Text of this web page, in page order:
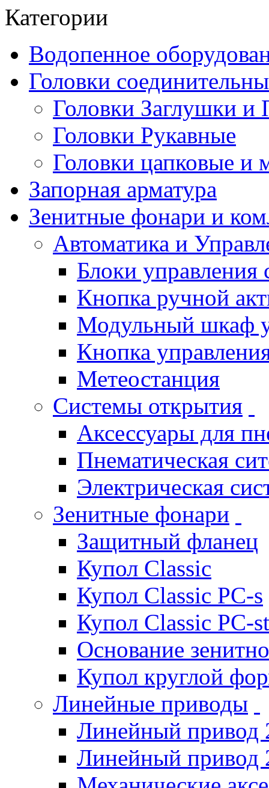
Категории
Водопенное
Головки
Головки Заглушки и
Головки Рукавные
Головки цапковые и
Запорная арматура
Зенитные фонари и
Автоматика и
Блоки
Кнопка ручной
Модульный шкаф
Кнопка
Метеостанция
Системы открытия
Аксессуары для
Пнематическая
Электрическая
Зенитные фонари
Защитный фланец
Купол Classic
Купол Classic PC-s
Купол Classic PC-st
Основание
Купол круглой
Линейные приводы
Линейный привод
Линейный привод